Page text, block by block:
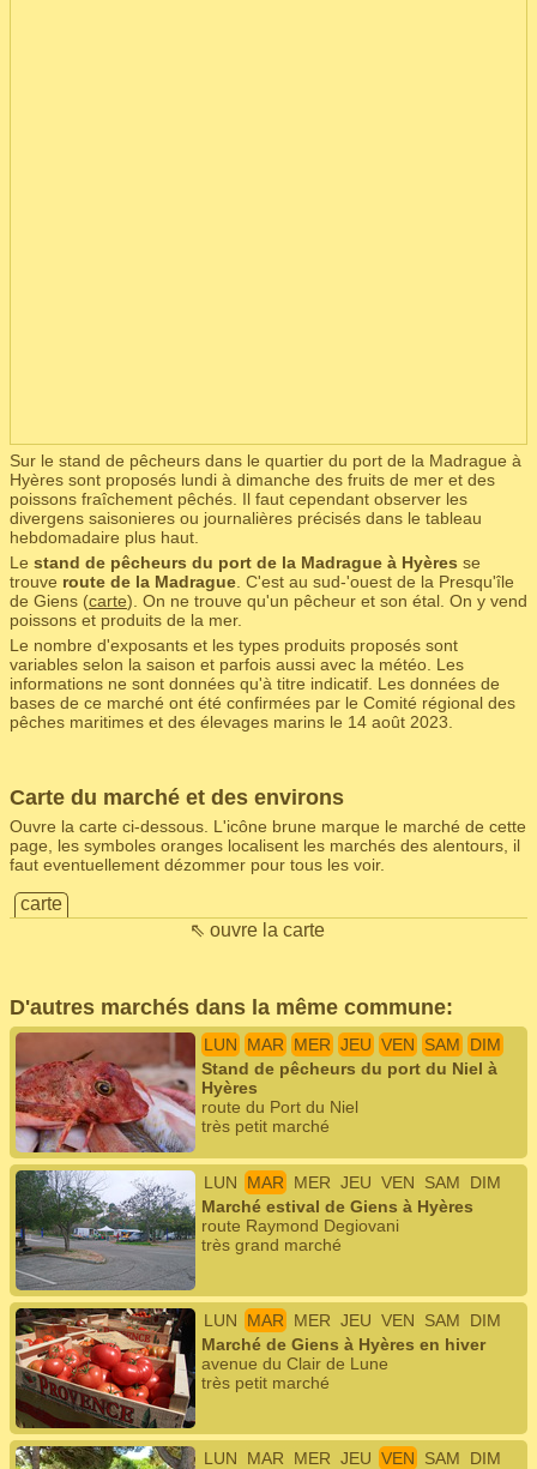
Sur le stand de pêcheurs dans le quartier du port de la Madrague à
Hyères sont proposés lundi à dimanche des fruits de mer et des
poissons fraîchement pêchés. Il faut cependant observer les
divergens saisonieres ou journalières précisés dans le tableau
hebdomadaire plus haut.
Le stand de pêcheurs du port de la Madrague à Hyères se
trouve route de la Madrague . C'est au sud-'ouest de la Presqu'île
de Giens (carte). On ne trouve qu'un pêcheur et son étal. On y vend
poissons et produits de la mer.
Le nombre d'exposants et les types produits proposés sont
variables selon la saison et parfois aussi avec la météo. Les
informations ne sont données qu'à titre indicatif. Les données de
bases de ce marché ont été confirmées par le Comité régional des
pêches maritimes et des élevages marins le 14 août 2023.
Carte du marché et des environs
Ouvre la carte ci-dessous. L'icône brune marque le marché de cette
page, les symboles oranges localisent les marchés des alentours, il
faut eventuellement dézommer pour tous les voir.
carte
⇖ ouvre la carte
D'autres marchés dans la même commune:
LUN MAR MER JEU VEN SAM
DIM
Stand de pêcheurs du port du Niel à
Hyères
route du Port du Niel
très petit marché
LUN MAR MER JEU VEN SAM
DIM
Marché estival de Giens à Hyères
route Raymond Degiovani
très grand marché
LUN MAR MER JEU VEN SAM
DIM
Marché de Giens à Hyères en hiver
avenue du Clair de Lune
très petit marché
LUN MAR MER JEU VEN SAM
DIM